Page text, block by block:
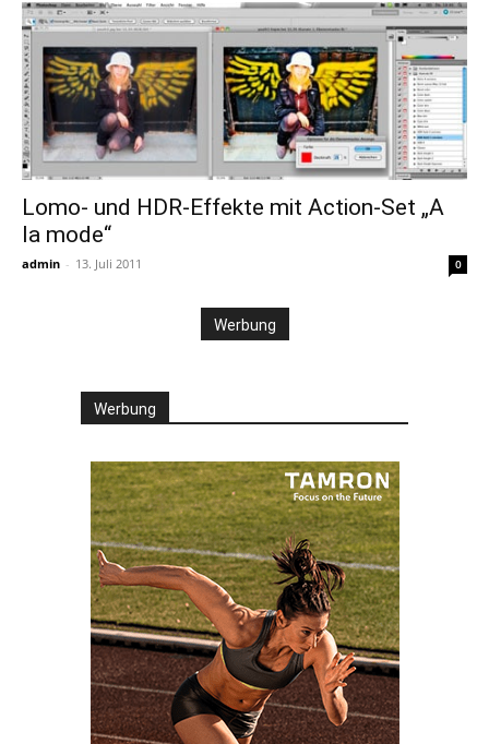
Lomo- und HDR-Effekte mit Action-Set „A
la mode“
admin - 13. Juli 2011 0
Werbung
Werbung